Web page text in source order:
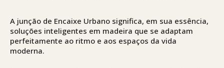
A junção de Encaixe Urbano significa, em sua essência,
soluções inteligentes em madeira que se adaptam
perfeitamente ao ritmo e aos espaços da vida
moderna.